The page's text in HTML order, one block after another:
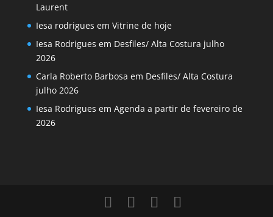
Laurent
Iesa rodrigues em Vitrine de hoje
Iesa Rodrigues em Desfiles/ Alta Costura julho
2026
Carla Roberto Barbosa em Desfiles/ Alta Costura
julho 2026
Iesa Rodrigues em Agenda a partir de fevereiro de
2026